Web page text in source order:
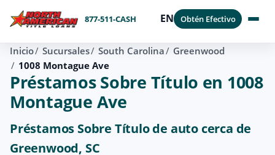
877-511-CASH EN Obtén Efectivo
Inicio Sucursales South Carolina
Greenwood
1008 Montague Ave
Préstamos Sobre Título en 1008
Montague Ave
Préstamos Sobre Título de auto cerca de
Greenwood, SC